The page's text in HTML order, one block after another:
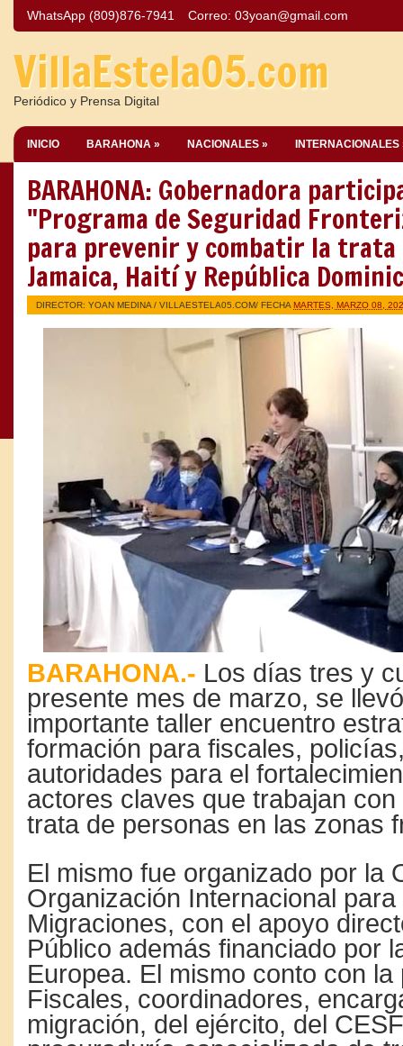
WhatsApp (809)876-7941 Correo: 03yoan@gmail.com
VillaEstela05.com
Periódico y Prensa Digital
INICIO BARAHONA » NACIONALES » INTERNACIONALES
BARAHONA: Gobernadora
"Programa de Seguridad
para prevenir y combatir la trata
Jamaica, Haití y República
DIRECTOR: YOAN MEDINA / VILLAESTELA05.COM/ FECHA MARTES, MARZO 08,
BARAHONA.- Los días tres y
presente mes de marzo, se
importante taller encuentro
formación para fiscales,
autoridades para el
actores claves que trabajan
trata de personas en las zonas
El mismo fue organizado por la
Organización Internacional para
Migraciones, con el apoyo
Público además financiado por
Europea. El mismo conto con la
Fiscales, coordinadores,
migración, del ejército, del